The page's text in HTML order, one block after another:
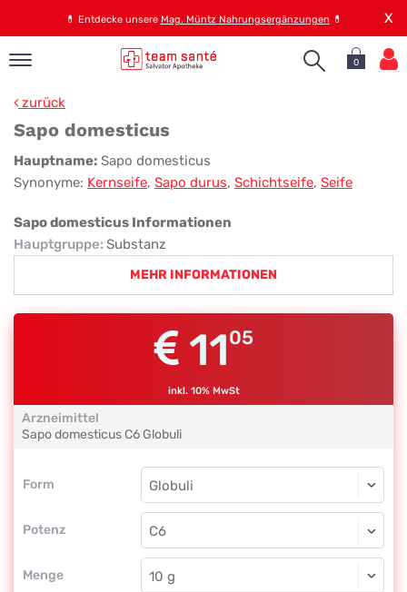
💊 Entdecke unsere Mag. Müntz Nahrungsergänzungen 💊 X
0
zurück
Sapo domesticus
Sapo
domesticus
Hauptname: Sapo domesticus
Synonyme: Kernseife, Sapo durus, Schichtseife, Seife
Sapo domesticus Informationen
Hauptgruppe: Substanz
MEHR INFORMATIONEN
1105
inkl. 10% MwSt
Arzneimittel
Sapo domesticus C6 Globuli
Form
Form
Potenz
Globuli
C6
Menge
Globuli